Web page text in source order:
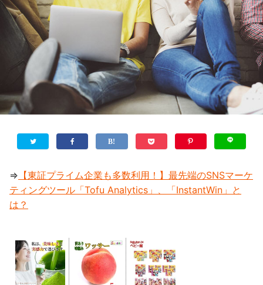
⇒ 【東証プライム企業も多数利用！】最先端のSNSマーケ
ティングツール「Tofu Analytics」、「InstantWin」と
は？